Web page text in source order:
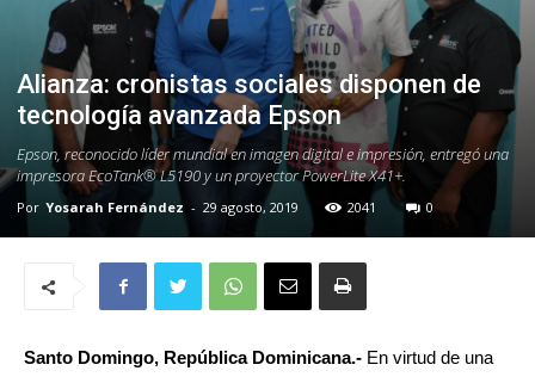
Alianza: cronistas sociales disponen de
tecnología avanzada Epson
Epson, reconocido líder mundial en imagen digital e impresión, entregó una
impresora EcoTank® L5190 y un proyector PowerLite X41+.
Por Yosarah Fernández - 29 agosto, 2019 2041 0
Santo Domingo, República Dominicana.- En virtud de una